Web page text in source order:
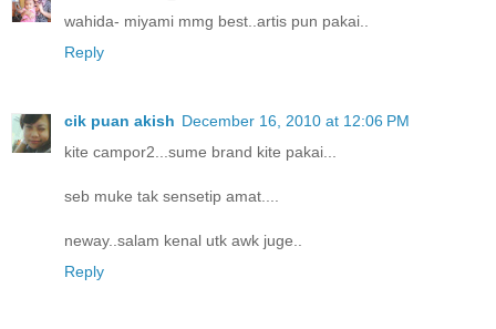
wahida- miyami mmg best..artis pun pakai..
Reply
cik puan akish December 16, 2010 at 12:06 PM
kite campor2...sume brand kite pakai...
seb muke tak sensetip amat....
neway..salam kenal utk awk juge..
Reply